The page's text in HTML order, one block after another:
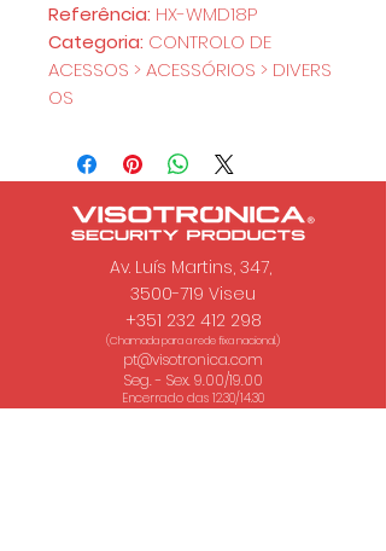
Referência: HX-WMD18P
Categoria: CONTROLO DE
ACESSOS > ACESSÓRIOS > DIVERS
OS
Av. Luís Martins, 347,
3500-719 Viseu
+351 232 412 298
(Chamada para a rede fixa nacional.)
pt@visotronica.com
Seg. - Sex. 9.00/19.00
Encerrado das 12.30/14.30